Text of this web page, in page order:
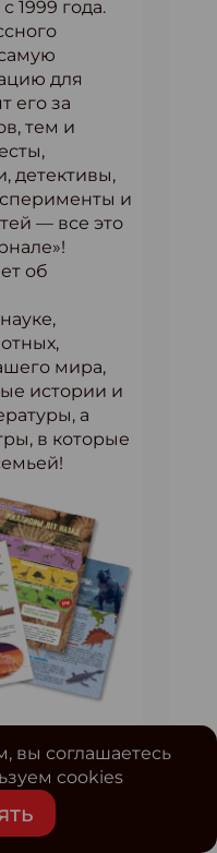
1999 года.
для
его за
тем и
детективы,
и
— все это
об
мира,
истории и
а
в которые
чтения
бабушке»,
себя»,
вы соглашаетесь
cookies